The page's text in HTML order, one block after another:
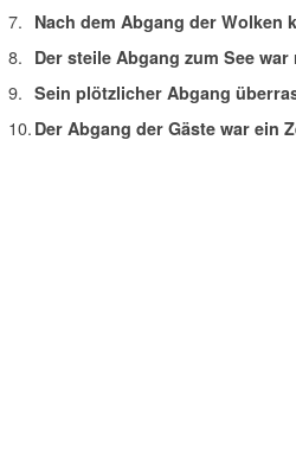
Nach dem Abgang der Wolken
Der steile Abgang zum See
Sein plötzlicher Abgang
Der Abgang der Gäste war ein